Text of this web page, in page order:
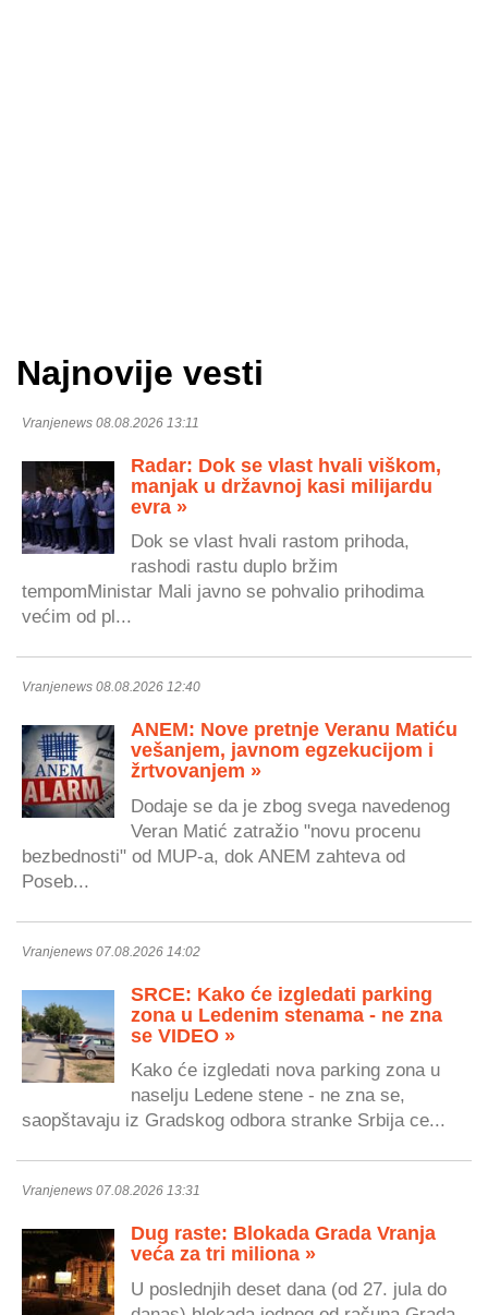
Najnovije vesti
Vranjenews 08.08.2026 13:11
Radar: Dok se vlast hvali viškom,
manjak u državnoj kasi milijardu
evra »
Dok se vlast hvali rastom prihoda,
rashodi rastu duplo bržim
tempomMinistar Mali javno se pohvalio prihodima
većim od pl...
Vranjenews 08.08.2026 12:40
ANEM: Nove pretnje Veranu Matiću
vešanjem, javnom egzekucijom i
žrtvovanjem »
Dodaje se da je zbog svega navedenog
Veran Matić zatražio "novu procenu
bezbednosti" od MUP-a, dok ANEM zahteva od
Poseb...
Vranjenews 07.08.2026 14:02
SRCE: Kako će izgledati parking
zona u Ledenim stenama - ne zna
se VIDEO »
Kako će izgledati nova parking zona u
naselju Ledene stene - ne zna se,
saopštavaju iz Gradskog odbora stranke Srbija ce...
Vranjenews 07.08.2026 13:31
Dug raste: Blokada Grada Vranja
veća za tri miliona »
U poslednjih deset dana (od 27. jula do